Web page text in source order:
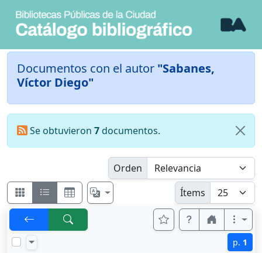
Documentos con el autor "Sabanes,
Víctor Diego"
Se obtuvieron 7documentos.
Orden
Ítems
p. 1